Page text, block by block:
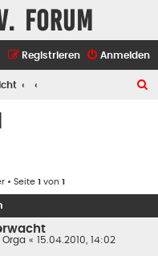
Forum
Anmelden
Registrieren
• Seite 1 von 1
«
15.04.2010, 14:02